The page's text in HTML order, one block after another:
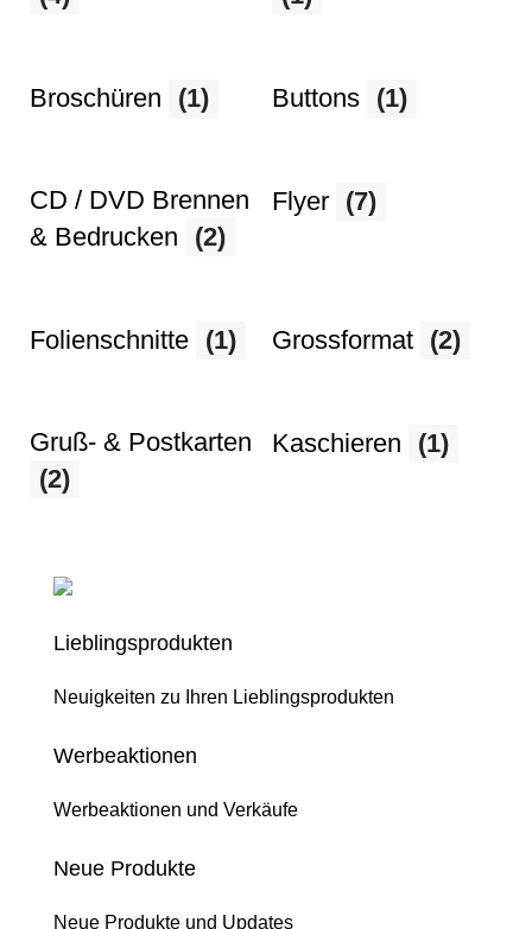
Broschüren (1) Buttons (1)
CD / DVD Brennen
& Bedrucken
(2)
Flyer (7)
Folienschnitte (1) Grossformat (2)
Gruß- & Postkarten
(2)
Kaschieren (1)
Lieblingsprodukten
Neuigkeiten zu Ihren Lieblingsprodukten
Werbeaktionen
Werbeaktionen und Verkäufe
Neue Produkte
Neue Produkte und Updates